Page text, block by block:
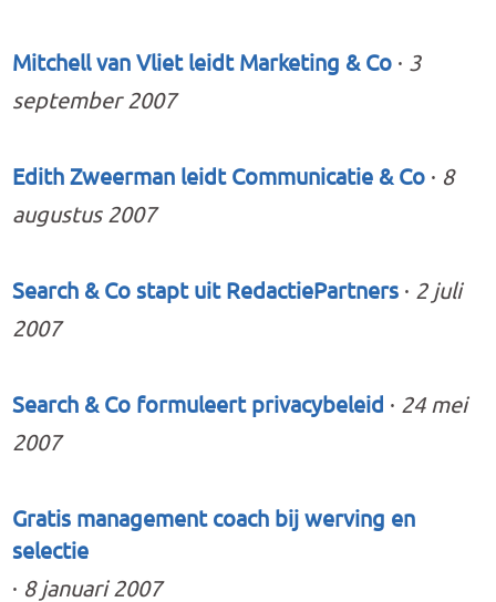
Mitchell van Vliet leidt Marketing & Co · 3
september 2007
Edith Zweerman leidt Communicatie & Co · 8
augustus 2007
Search & Co stapt uit RedactiePartners · 2 juli
2007
Search & Co formuleert privacybeleid · 24 mei
2007
Gratis management coach bij werving en
selectie
· 8 januari 2007